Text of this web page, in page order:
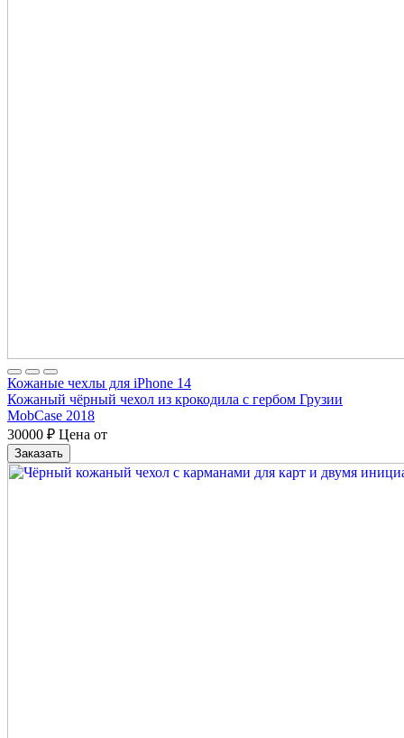
Кожаные чехлы для iPhone 14
Кожаный чёрный чехол из крокодила с гербом Грузии
MobCase 2018
30000 ₽ Цена от
Заказать